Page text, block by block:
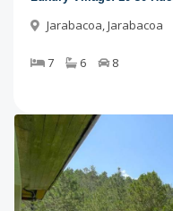
Jarabacoa,Jarabacoa
7 6 8